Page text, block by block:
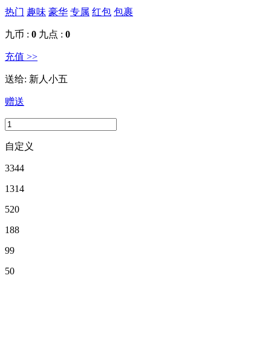
热门 趣味 豪华 专属 红包 包裹
九币 : 0 九点 : 0
充值 >>
送给: 新人小五
赠送
自定义
3344
1314
520
188
99
50